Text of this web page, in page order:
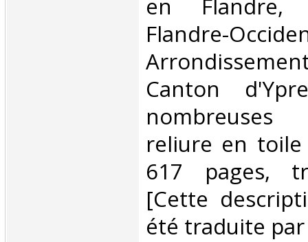
en Flandre,
Flandre-
Canton
reliure en toile
617 pages,
[Cette
été traduite